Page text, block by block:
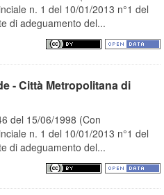
n. 1 del 10/01/2013 n°1 del
di adeguamento del...
- Città Metropolitana di
del 15/06/1998 (Con
n. 1 del 10/01/2013 n°1 del
di adeguamento del...